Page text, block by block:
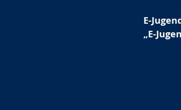
E-
„E-